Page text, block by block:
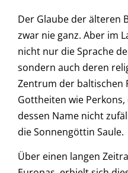
Der Glaube der älteren
zwar nie ganz. Aber im
nicht nur die Sprache
sondern auch deren
Zentrum der baltischen
Gottheiten wie
dessen Name nicht
die Sonnengöttin Saule.
Über einen langen